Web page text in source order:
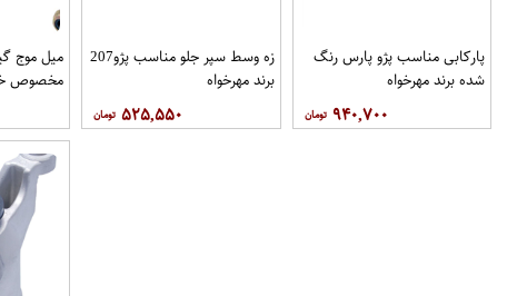
پاركابی مناسب پژو پارس رنگ
شده برند مهرخواه
۹۴۰,۷۰۰
زه وسط سپر جلو مناسب پژو207
برند مهرخواه
۵۲۵,۵۵۰
میل موج
مخصوص
فروشگاه